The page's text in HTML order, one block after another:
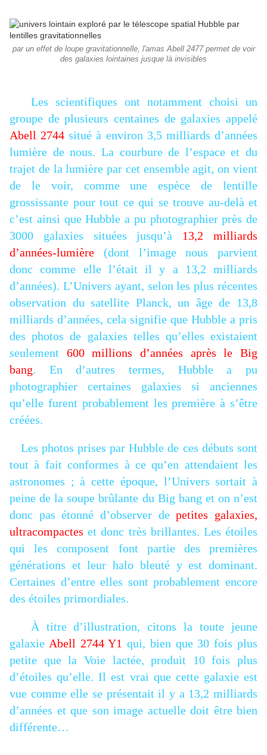
par un effet de loupe gravitationnelle, l'amas Abell 2477 permet de voir
des galaxies lointaines jusque là invisibles
Les scientifiques ont notamment choisi un
groupe de plusieurs centaines de galaxies appelé
Abell 2744 situé à environ 3,5 milliards d’années
lumière de nous. La courbure de l’espace et du
trajet de la lumière par cet ensemble agit, on vient
de le voir, comme une espèce de lentille
grossissante pour tout ce qui se trouve au-delà et
c’est ainsi que Hubble a pu photographier près de
3000 galaxies situées jusqu’à 13,2 milliards
d’années-lumière (dont l’image nous parvient
donc comme elle l’était il y a 13,2 milliards
d’années). L’Univers ayant, selon les plus récentes
observation du satellite Planck, un âge de 13,8
milliards d’années, cela signifie que Hubble a pris
des photos de galaxies telles qu’elles existaient
seulement 600 millions d’années après le Big
bang. En d’autres termes, Hubble a pu
photographier certaines galaxies si anciennes
qu’elle furent probablement les première à s’être
créées.
Les photos prises par Hubble de ces débuts sont
tout à fait conformes à ce qu’en attendaient les
astronomes ; à cette époque, l’Univers sortait à
peine de la soupe brûlante du Big bang et on n’est
donc pas étonné d’observer depetites galaxies,
ultracompactes et donc très brillantes. Les étoiles
qui les composent font partie des premières
générations et leur halo bleuté y est dominant.
Certaines d’entre elles sont probablement encore
des étoiles primordiales.
À titre d’illustration, citons la toute jeune
galaxie Abell 2744 Y1 qui, bien que 30 fois plus
petite que la Voie lactée, produit 10 fois plus
d’étoiles qu’elle. Il est vrai que cette galaxie est
vue comme elle se présentait il y a 13,2 milliards
d’années et que son image actuelle doit être bien
différente…